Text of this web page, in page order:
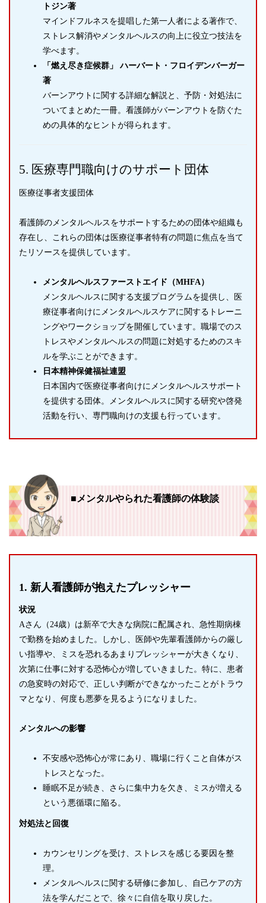
トジン著
マインドフルネスを提唱した第一人者による著作で、
ストレス解消やメンタルヘルスの向上に役立つ技法を
学べます。
「燃え尽き症候群」 ハーバート・フロイデンバーガー
著
バーンアウトに関する詳細な解説と、予防・対処法に
ついてまとめた一冊。看護師がバーンアウトを防ぐた
めの具体的なヒントが得られます。
5. 医療専門職向けのサポート団体
医療従事者支援団体
看護師のメンタルヘルスをサポートするための団体や組織も
存在し、これらの団体は医療従事者特有の問題に焦点を当て
たリソースを提供しています。
メンタルヘルスファーストエイド（MHFA）
メンタルヘルスに関する支援プログラムを提供し、医
療従事者向けにメンタルヘルスケアに関するトレーニ
ングやワークショップを開催しています。職場でのス
トレスやメンタルヘルスの問題に対処するためのスキ
ルを学ぶことができます。
日本精神保健福祉連盟
日本国内で医療従事者向けにメンタルヘルスサポート
を提供する団体。メンタルヘルスに関する研究や啓発
活動を行い、専門職向けの支援も行っています。
■メンタルやられた看護師の体験談
1. 新人看護師が抱えたプレッシャー
状況
Aさん（24歳）は新卒で大きな病院に配属され、急性期病棟
で勤務を始めました。しかし、医師や先輩看護師からの厳し
い指導や、ミスを恐れるあまりプレッシャーが大きくなり、
次第に仕事に対する恐怖心が増していきました。特に、患者
の急変時の対応で、正しい判断ができなかったことがトラウ
マとなり、何度も悪夢を見るようになりました。
メンタルへの影響
不安感や恐怖心が常にあり、職場に行くこと自体がス
トレスとなった。
睡眠不足が続き、さらに集中力を欠き、ミスが増える
という悪循環に陥る。
対処法と回復
カウンセリングを受け、ストレスを感じる要因を整
理。
メンタルヘルスに関する研修に参加し、自己ケアの方
法を学んだことで、徐々に自信を取り戻した。